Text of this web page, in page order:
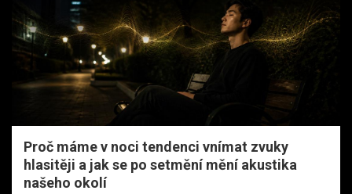
Proč máme v noci tendenci vnímat zvuky
hlasitěji a jak se po setmění mění akustika
našeho okolí